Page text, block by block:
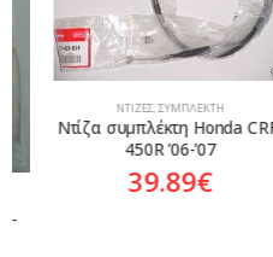
ΝΤΊΖΕΣ,ΣΥΜΠΛΈΚΤΗ
Ντίζα συμπλέκτη Honda CRF-
450R ’06-’07
39.89€